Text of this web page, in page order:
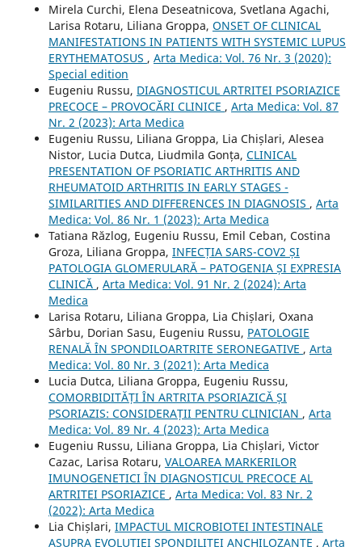
Mirela Curchi, Elena Deseatnicova, Svetlana Agachi,
Larisa Rotaru, Liliana Groppa, ONSET OF CLINICAL
MANIFESTATIONS IN PATIENTS WITH SYSTEMIC LUPUS
ERYTHEMATOSUS , Arta Medica: Vol. 76 Nr. 3 (2020):
Special edition
Eugeniu Russu, DIAGNOSTICUL ARTRITEI PSORIAZICE
PRECOCE – PROVOCĂRI CLINICE , Arta Medica: Vol. 87
Nr. 2 (2023): Arta Medica
Eugeniu Russu, Liliana Groppa, Lia Chișlari, Alesea
Nistor, Lucia Dutca, Liudmila Gonța, CLINICAL
PRESENTATION OF PSORIATIC ARTHRITIS AND
RHEUMATOID ARTHRITIS IN EARLY STAGES -
SIMILARITIES AND DIFFERENCES IN DIAGNOSIS , Arta
Medica: Vol. 86 Nr. 1 (2023): Arta Medica
Tatiana Răzlog, Eugeniu Russu, Emil Ceban, Costina
Groza, Liliana Groppa, INFECȚIA SARS-COV2 ȘI
PATOLOGIA GLOMERULARĂ – PATOGENIA ȘI EXPRESIA
CLINICĂ , Arta Medica: Vol. 91 Nr. 2 (2024): Arta
Medica
Larisa Rotaru, Liliana Groppa, Lia Chișlari, Oxana
Sârbu, Dorian Sasu, Eugeniu Russu, PATOLOGIE
RENALĂ ÎN SPONDILOARTRITE SERONEGATIVE , Arta
Medica: Vol. 80 Nr. 3 (2021): Arta Medica
Lucia Dutca, Liliana Groppa, Eugeniu Russu,
COMORBIDITĂȚI ÎN ARTRITA PSORIAZICĂ ȘI
PSORIAZIS: CONSIDERAȚII PENTRU CLINICIAN , Arta
Medica: Vol. 89 Nr. 4 (2023): Arta Medica
Eugeniu Russu, Liliana Groppa, Lia Chișlari, Victor
Cazac, Larisa Rotaru, VALOAREA MARKERILOR
IMUNOGENETICI ÎN DIAGNOSTICUL PRECOCE AL
ARTRITEI PSORIAZICE , Arta Medica: Vol. 83 Nr. 2
(2022): Arta Medica
Lia Chișlari, IMPACTUL MICROBIOTEI INTESTINALE
ASUPRA EVOLUȚIEI SPONDILITEI ANCHILOZANTE , Arta